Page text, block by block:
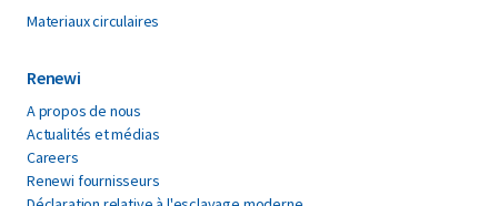
Materiaux circulaires
Renewi
A propos de nous
Actualités et médias
Careers
Renewi fournisseurs